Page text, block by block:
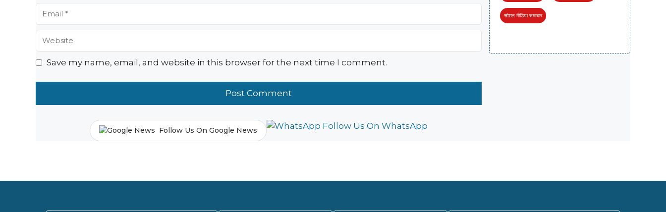
Email
Website
Save my name, email, and website in this browser for the next time I comment.
Follow Us On Google News Follow Us On WhatsApp
सोशल मीडिया समाचार